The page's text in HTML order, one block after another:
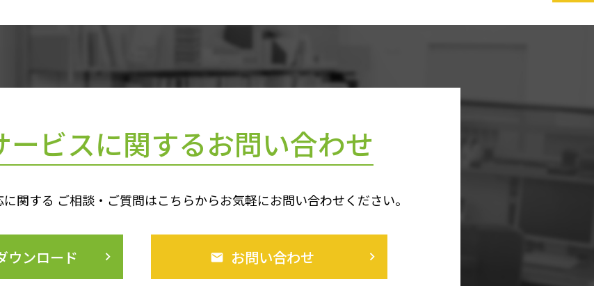
ービスに関するお問い合わせ
関する ご相談・ご質問はこちらからお気軽にお問い合わせください。
お問い合わせ keyboard_arrow_right
ウンロード keyboard_arrow_right